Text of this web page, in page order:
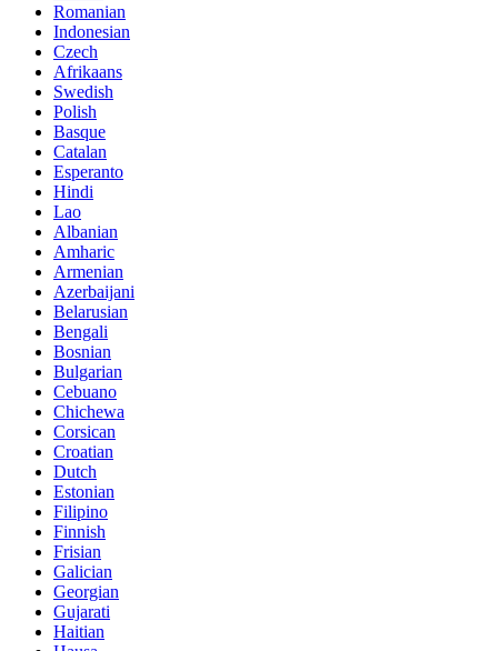
Romanian
Indonesian
Czech
Afrikaans
Swedish
Polish
Basque
Catalan
Esperanto
Hindi
Lao
Albanian
Amharic
Armenian
Azerbaijani
Belarusian
Bengali
Bosnian
Bulgarian
Cebuano
Chichewa
Corsican
Croatian
Dutch
Estonian
Filipino
Finnish
Frisian
Galician
Georgian
Gujarati
Haitian